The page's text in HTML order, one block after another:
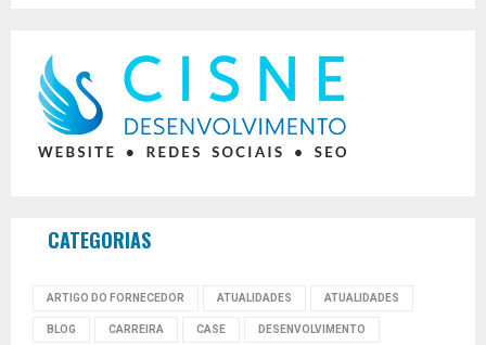
CATEGORIAS
ARTIGO DO FORNECEDOR ATUALIDADES ATUALIDADES
BLOG CARREIRA CASE DESENVOLVIMENTO